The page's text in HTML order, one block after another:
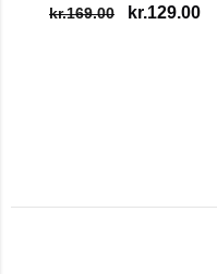
kr.169.00 kr.129.00